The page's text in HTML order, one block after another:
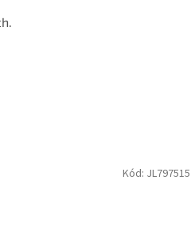
Kód: JL797515